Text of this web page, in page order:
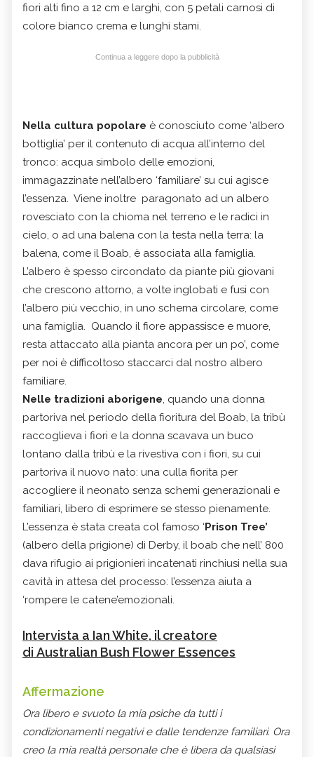
fiori alti fino a 12 cm e larghi, con 5 petali carnosi di
colore bianco crema e lunghi stami.
Continua a leggere dopo la pubblicità
Nella cultura popolare è conosciuto come ‘albero
bottiglia’ per il contenuto di acqua all’interno del
tronco: acqua simbolo delle emozioni,
immagazzinate nell’albero ‘familiare’ su cui agisce
l’essenza. Viene inoltre paragonato ad un albero
rovesciato con la chioma nel terreno e le radici in
cielo, o ad una balena con la testa nella terra: la
balena, come il Boab, è associata alla famiglia.
L’albero è spesso circondato da piante più giovani
che crescono attorno, a volte inglobati e fusi con
l’albero più vecchio, in uno schema circolare, come
una famiglia. Quando il fiore appassisce e muore,
resta attaccato alla pianta ancora per un po’, come
per noi è difficoltoso staccarci dal nostro albero
familiare.
Nelle tradizioni aborigene, quando una donna
partoriva nel periodo della fioritura del Boab, la tribù
raccoglieva i fiori e la donna scavava un buco
lontano dalla tribù e la rivestiva con i fiori, su cui
partoriva il nuovo nato: una culla fiorita per
accogliere il neonato senza schemi generazionali e
familiari, libero di esprimere se stesso pienamente.
L’essenza è stata creata col famoso ‘Prison Tree’
(albero della prigione) di Derby, il boab che nell’ 800
dava rifugio ai prigionieri incatenati rinchiusi nella sua
cavità in attesa del processo: l’essenza aiuta a
‘rompere le catene’emozionali.
Intervista a Ian White, il creatore
di Australian Bush Flower Essences
Affermazione
Ora libero e svuoto la mia psiche da tutti i
condizionamenti negativi e dalle tendenze familiari. Ora
creo la mia realtà personale che è libera da qualsiasi